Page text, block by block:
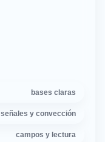
bases claras
señales y convección
campos y lectura